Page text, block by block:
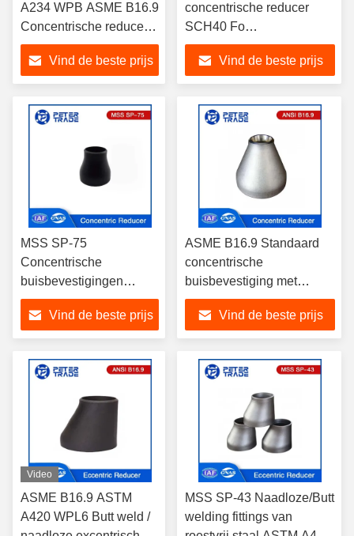
A234 WPB ASME B16.9
Concentrische reducer
Fitting BW reducer voor
de chemische industrie
Vind de beste prijs
concentrische reducer
SCH40 Fo
Petrochemische industrie
Vind de beste prijs
MSS SP-75
Concentrische
buisbevestigingen
Reducer WPHY-42
WPHY-46 WPHY-52
Corrosiebestendig
Vind de beste prijs
ASME B16.9 Standaard
concentrische
buisbevestiging met
reducer van roestvrij staal
Sch 40 voor de olie- en
gasindustrie
Vind de beste prijs
Video
ASME B16.9 ASTM
A420 WPL6 Butt weld /
MSS SP-43 Naadloze/Butt
welding fittings van